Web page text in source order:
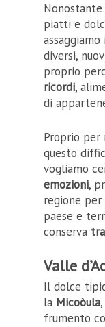
piatti e
diversi,
proprio
ricordi,
di
Proprio per
questo
vogliamo
emozioni,
regione
paese e
conserva
Valle
Il dolce
la Micoòula
frumento